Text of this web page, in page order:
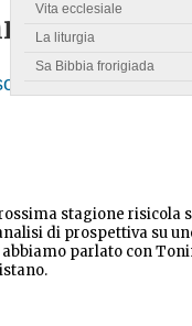
Vita ecclesiale
La liturgia
Sa Bibbia frorigiada
un'eccellenza del
stagione risicola
di prospettiva su
abbiamo parlato con